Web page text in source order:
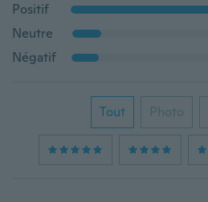
Positif
Neutre
Négatif
Tout Photo